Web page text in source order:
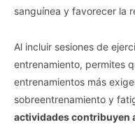
sanguínea y favorecer la
Al incluir sesiones de
entrenamiento, permites
entrenamientos más
sobreentrenamiento y
actividades contribuyen